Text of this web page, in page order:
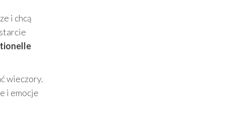
i chcą
wieczory.
i emocje